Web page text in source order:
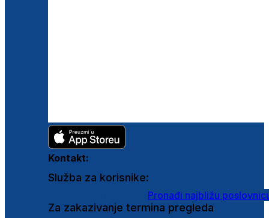
Kontakt:
Služba za korisnike:
Pronađi najbližu
Za zakazivanje termina pregleda